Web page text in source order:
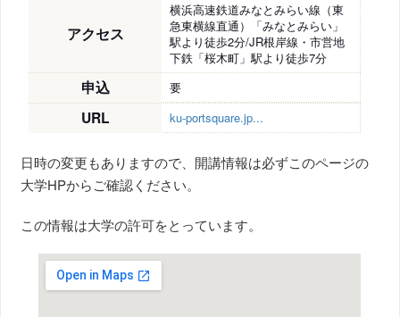
アクセス
横浜高速鉄道みなとみらい線（東
急東横線直通）「みなとみらい」
駅より徒歩2分/JR根岸線・市営地
下鉄「桜木町」駅より徒歩7分
申込 要
URL ku-portsquare.jp...
日時の変更もありますので、開講情報は必ずこのページの
大学HPからご確認ください。
この情報は大学の許可をとっています。